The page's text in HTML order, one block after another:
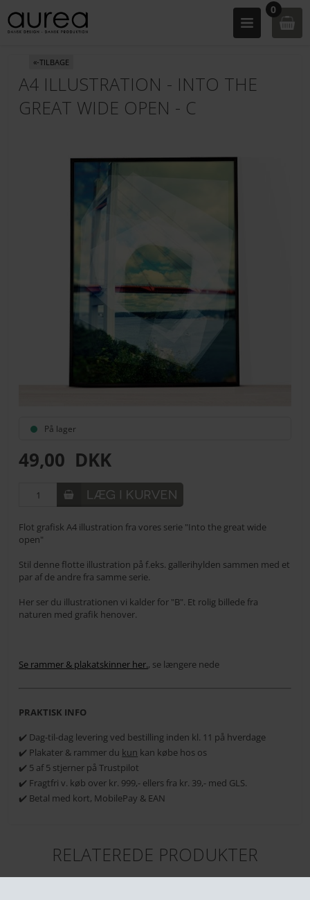
0
«-TILBAGE
A4 ILLUSTRATION - INTO THE
GREAT WIDE OPEN - C
På lager
49,00 DKK
Flot grafisk A4 illustration fra vores serie "Into the great wide
open"
Stil denne flotte illustration på f.eks. gallerihylden sammen med et
par af de andre fra samme serie.
Her ser du illustrationen vi kalder for "B". Et rolig billede fra
naturen med grafik henover.
Se rammer & plakatskinner her., se længere nede
PRAKTISK INFO
✔️ Dag-til-dag levering ved bestilling inden kl. 11 på hverdage
✔️ Plakater & rammer du kun kan købe hos os
✔️ 5 af 5 stjerner på Trustpilot
✔️ Fragtfri v. køb over kr. 999,- ellers fra kr. 39,- med GLS.
✔️ Betal med kort, MobilePay & EAN
RELATEREDE PRODUKTER